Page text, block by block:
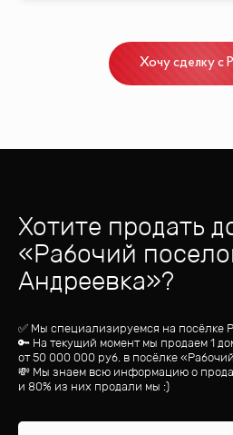
Хочу сделку с
Хотите продать
«Рабочий
Андреевка»?
✅ Мы специализируемся на посёлке
🔑 На текущий момент мы продаем 1
от50 000 000 руб. в посёлке
💸 Мы знаем всю информацию о
и 80% из них продали мы :)